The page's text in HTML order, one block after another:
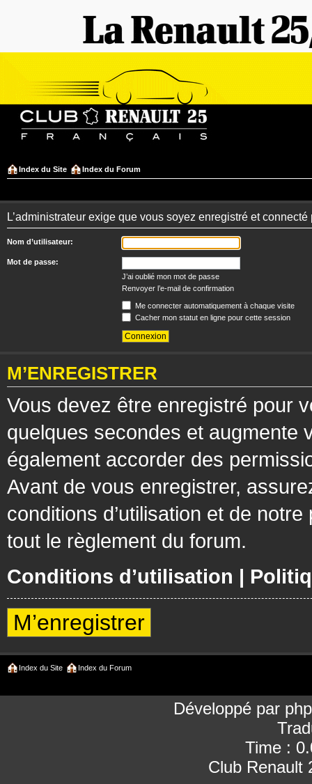
Index du Site Index du Forum
L’administrateur exige que vous soyez enregistré et
Nom d’utilisateur:
Mot de passe:
J’ai oublié mon mot de passe
Renvoyer l’e-mail de confirmation
Me connecter automatiquement à chaque visite
Cacher mon statut en ligne pour cette session
M’ENREGISTRER
Vous devez être enregistré pour
quelques secondes et augmente
également accorder des
Avant de vous enregistrer,
conditions d’utilisation et de
tout le règlement du forum.
Conditions d’utilisation |
M’enregistrer
Index du Site Index du Forum
Développé par
Time :
Club Renault